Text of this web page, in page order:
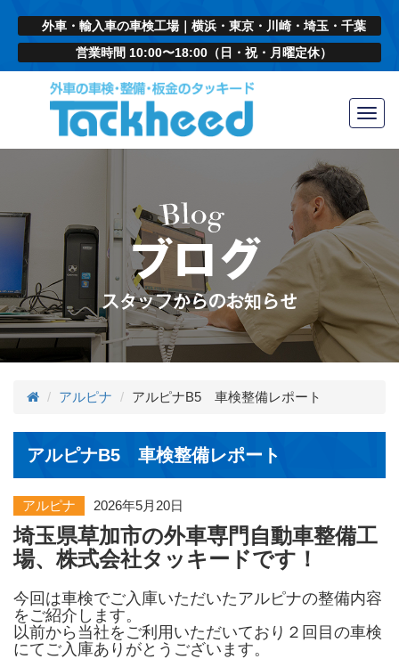
外車・輸入車の車検工場｜横浜・東京・川崎・埼玉・千葉
営業時間 10:00〜18:00（日・祝・月曜定休）
アルピナ アルピナB5 車検整備レポート
アルピナB5 車検整備レポート
アルピナ 2026年5月20日
埼玉県草加市の外車専門自動車整備工
場、株式会社タッキードです！
今回は車検でご入庫いただいたアルピナの整備内容
をご紹介します。
以前から当社をご利用いただいており２回目の車検
にてご入庫ありがとうございます。